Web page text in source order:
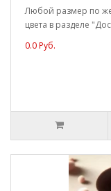
Любой размер по
цвета в разделе
0.0 Руб.